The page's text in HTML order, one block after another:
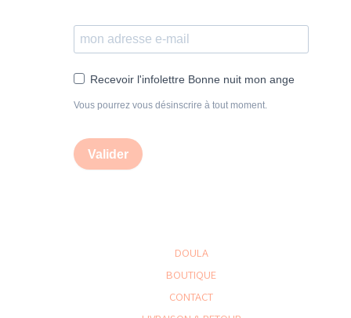
Recevoir l'infolettre Bonne nuit mon ange
Vous pourrez vous désinscrire à tout moment.
Valider
DOULA
BOUTIQUE
CONTACT